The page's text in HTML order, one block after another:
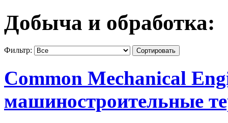
Добыча и обработка:
Фильтр:
Common Mechanical
машиностроительные